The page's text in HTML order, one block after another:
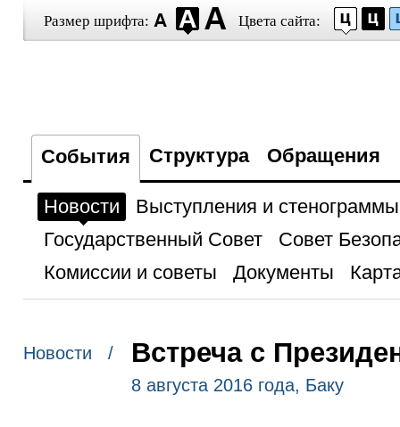
Размер шрифта: Цвета сайта:
События Структура Обращения
Новости
Выступления и стенограммы
Государственный Совет
Совет
Комиссии и советы
Документы
Новости / Встреча с
8 августа 2016 года, Баку